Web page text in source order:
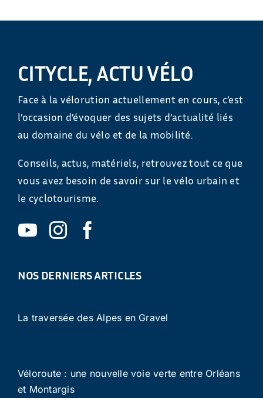
CITYCLE, ACTU VÉLO
Face à la vélorution actuellement en cours, c’est
l’occasion d’évoquer des sujets d’actualité liés
au domaine du vélo et de la mobilité.
Conseils, actus, matériels, retrouvez tout ce que
vous avez besoin de savoir sur le vélo urbain et
le cyclotourisme.
NOS DERNIERS ARTICLES
La traversée des Alpes en Gravel
Véloroute : une nouvelle voie verte entre Orléans
et Montargis